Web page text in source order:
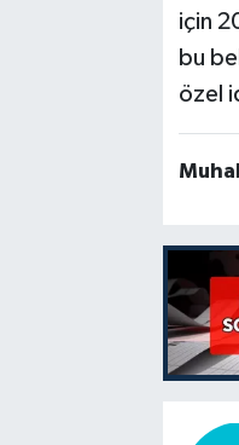
için
bu
özel